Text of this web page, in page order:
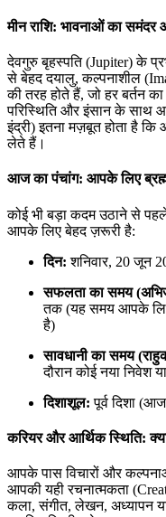
मीन राशि: भावनाओं का
देवगुरु बृहस्पति (Jupiter) के
से बेहद दयालु, कल्पनाशील
की तरह होते हैं, जो हर बर्तन
परिस्थिति और इंसान के साथ
इंद्री) इतना मज़बूत होता है
लेते हैं।
आज का पंचांग: आपके लिए
कोई भी बड़ा कदम उठाने से
आपके लिए बेहद ज़रूरी है:
दिन: शनिवार, 20 जून
सफलता का समय
तक (यह समय आपके
है)
सावधानी का समय
दौरान कोई नया निवेश
दिशाशूल: पूर्व दिशा
करियर और आर्थिक स्थिति:
आपके पास विचारों और
आपकी यही रचनात्मकता
कला, संगीत, लेखन, अध्यापन